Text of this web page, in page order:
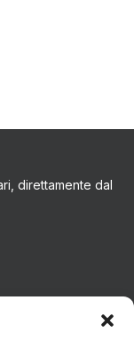
direttamente dal